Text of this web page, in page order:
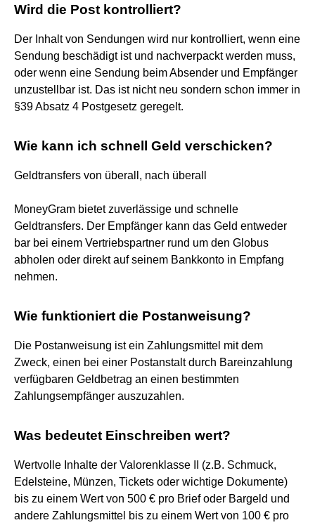
Wird die Post kontrolliert?
Der Inhalt von Sendungen wird nur kontrolliert, wenn eine
Sendung beschädigt ist und nachverpackt werden muss,
oder wenn eine Sendung beim Absender und Empfänger
unzustellbar ist. Das ist nicht neu sondern schon immer in
§39 Absatz 4 Postgesetz geregelt.
Wie kann ich schnell Geld verschicken?
Geldtransfers von überall, nach überall
MoneyGram bietet zuverlässige und schnelle
Geldtransfers. Der Empfänger kann das Geld entweder
bar bei einem Vertriebspartner rund um den Globus
abholen oder direkt auf seinem Bankkonto in Empfang
nehmen.
Wie funktioniert die Postanweisung?
Die Postanweisung ist ein Zahlungsmittel mit dem
Zweck, einen bei einer Postanstalt durch Bareinzahlung
verfügbaren Geldbetrag an einen bestimmten
Zahlungsempfänger auszuzahlen.
Was bedeutet Einschreiben wert?
Wertvolle Inhalte der Valorenklasse II (z.B. Schmuck,
Edelsteine, Münzen, Tickets oder wichtige Dokumente)
bis zu einem Wert von 500 € pro Brief oder Bargeld und
andere Zahlungsmittel bis zu einem Wert von 100 € pro